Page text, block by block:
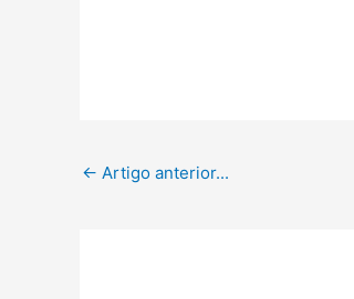
← Artigo anterior...